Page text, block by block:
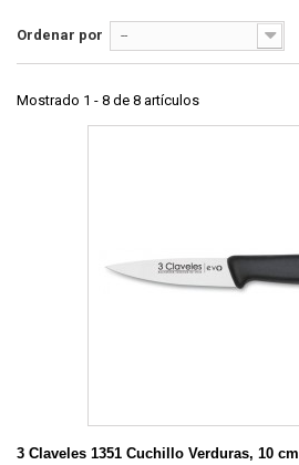
Ordenar por --
Mostrado 1 - 8 de 8 artículos
3 Claveles 1351 Cuchillo Verduras, 10 cm